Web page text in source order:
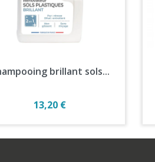
brillant sols...
Prix
13,20 €